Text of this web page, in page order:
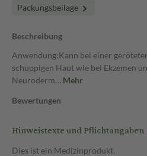
Packungsbeilage
Beschreibung
Anwendung:Kann bei einer
schuppigen Haut wie bei Ekzemen
Neuroderm… Mehr
Bewertungen
Hinweistexte und Pflichtangaben
Dies ist ein Medizinprodukt.